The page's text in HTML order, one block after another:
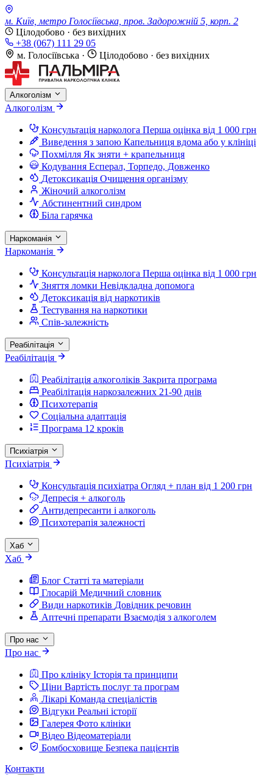
м. Київ, метро Голосіївська, пров. Задорожній 5, корп. 2
Цілодобово · без вихідних
+38 (067) 111 29 05
м. Голосіївська · Цілодобово · без вихідних
Алкоголізм
Алкоголізм
Консультація нарколога Перша оцінка від 1 000 грн
Виведення з запою Капельниця вдома або у клініці
Похмілля Як зняти + крапельниця
Кодування Есперал, Торпедо, Довженко
Детоксикація Очищення організму
Жіночий алкоголізм
Абстинентний синдром
Біла гарячка
Наркоманія
Наркоманія
Консультація нарколога Перша оцінка від 1 000 грн
Зняття ломки Невідкладна допомога
Детоксикація від наркотиків
Тестування на наркотики
Спів-залежність
Реабілітація
Реабілітація
Реабілітація алкоголіків Закрита програма
Реабілітація наркозалежних 21-90 днів
Психотерапія
Соціальна адаптація
Програма 12 кроків
Психіатрія
Психіатрія
Консультація психіатра Огляд + план від 1 200 грн
Депресія + алкоголь
Антидепресанти і алкоголь
Психотерапія залежності
Хаб
Хаб
Блог Статті та матеріали
Глосарій Медичний словник
Види наркотиків Довідник речовин
Аптечні препарати Взаємодія з алкоголем
Про нас
Про нас
Про клініку Історія та принципи
Ціни Вартість послуг та програм
Лікарі Команда спеціалістів
Відгуки Реальні історії
Галерея Фото клініки
Відео Відеоматеріали
Бомбосховище Безпека пацієнтів
Контакти